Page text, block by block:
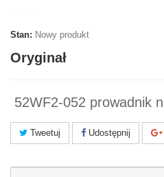
Stan: Nowy produkt
Oryginał
52WF2-052 prowadnik
Tweetuj Udostępnij